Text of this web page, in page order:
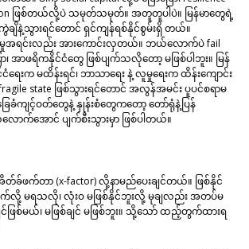
ဖြစ်တယ်လို့ပဲ သမုတ်သမုတ်။ အတူတူပါပဲ။ မြန်မာတွေရဲ့
ျိနဲ့သွားရင်တောင် ရှင်ကျန်ရစ်နိုင်စွမ်းရှိ တယ်။
လူမှုအရင်းလည်း အားကောင်းလှတယ်။ ဘယ်လောက်ပဲ fail
ာ၊ အာဖရိကနိုင်ငံတွေ ဖြစ်ပျက်သလိုတော့ မဖြစ်ပါဘူး။ မြန်
းက မထိန်းရင်၊ ဘာသာရေး နဲ့ လူမှုရေးက ထိန်းကျောင်း
state ဖြစ်သွားရင်တောင် အလွန်အမင်း ပူပင်စရာမ
ကျင့်ဝတ်တွေနဲ့ နှုန်းစံတွေကတော့ တော်ရုံနဲ့ပြန်
အောင် ပျက်စီးသွားမှာ ဖြစ်ပါတယ်။
ခ်ဖက်တာ (x-factor) လို့နာမည်ပေးချင်တယ်။ ဖြစ်နိုင်
ရသလို၊ လုံးဝ မဖြစ်နိုင်ဘူးလို့ မုချလည်း အတပ်မ
င်ဖြစ်မယ်၊ မဖြစ်ချင် မဖြစ်ဘူး။ သို့သော် ထည့်တွက်ထားရ